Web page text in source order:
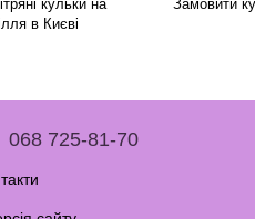
кульки на
в Києві
Замовити
068 725-81-70